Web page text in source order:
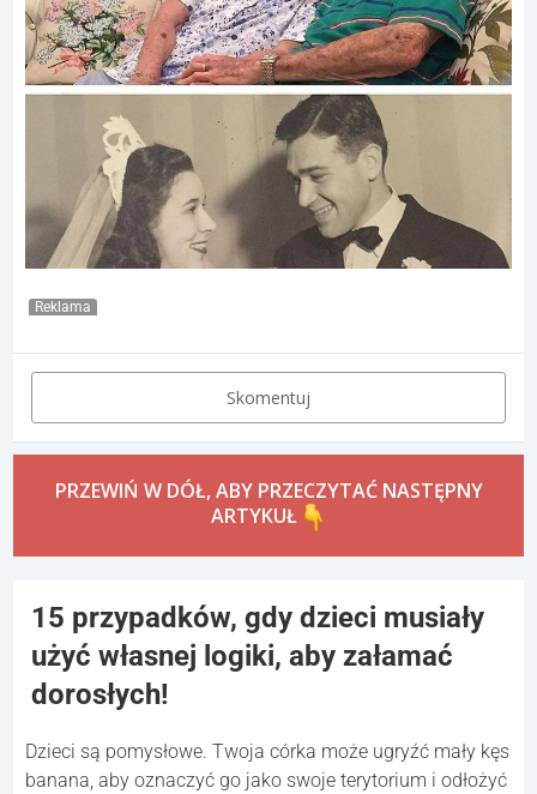
Reklama
Skomentuj
PRZEWIŃ W DÓŁ, ABY PRZECZYTAĆ NASTĘPNY
ARTYKUŁ
15 przypadków, gdy dzieci musiały
użyć własnej logiki, aby załamać
dorosłych!
Dzieci są pomysłowe. Twoja córka może ugryźć mały kęs
banana, aby oznaczyć go jako swoje terytorium i odłożyć